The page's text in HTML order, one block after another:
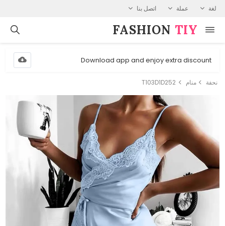
لغة عملة اتصل بنا
FASHION⁠ TIY
Download app and enjoy extra discount
نحفة منام T103D1D252